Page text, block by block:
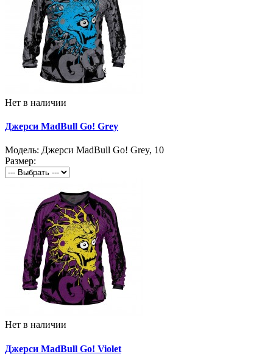
Нет в наличии
Джерси MadBull Go! Grey
Модель: Джерси MadBull Go! Grey, 10
Размер:
Нет в наличии
Джерси MadBull Go! Violet